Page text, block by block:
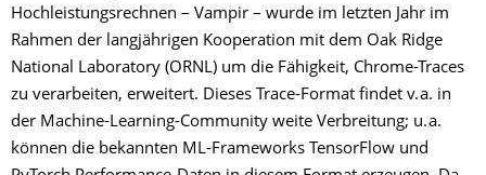
Hochleistungsrechnen – Vampir – wurde im letzten Jahr im
Rahmen der langjährigen Kooperation mit dem Oak Ridge
National Laboratory (ORNL) um die Fähigkeit, Chrome-Traces
zu verarbeiten, erweitert. Dieses Trace-Format findet v. a. in
der Machine-Learning-Community weite Verbreitung; u. a.
können die bekannten ML-Frameworks TensorFlow und